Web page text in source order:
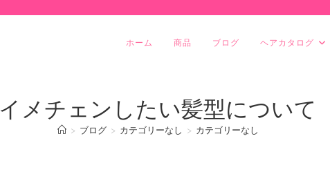
ホーム 商品 ブログ ヘアカタログ
イメチェンしたい髪型について
> ブログ > カテゴリーなし > カテゴリーなし